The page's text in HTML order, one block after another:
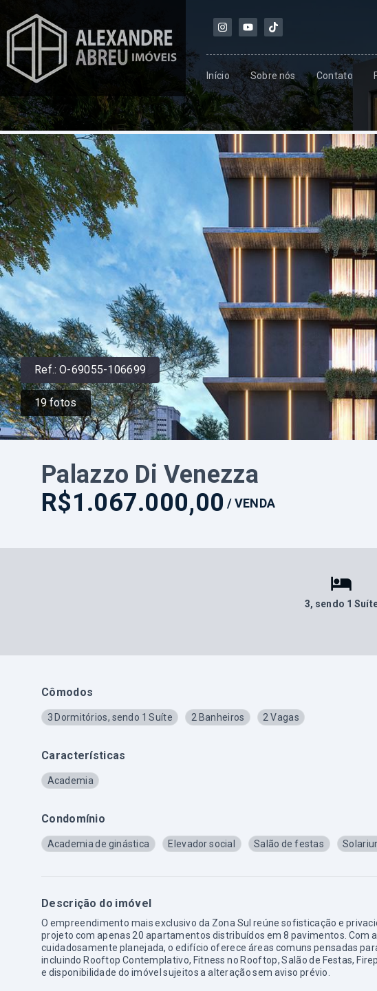
Início Sobre nós Contato
Ref.:O-69055-106699
19fotos
Palazzo Di Venezza
R$1.067.000,00 /VENDA
3, sendo 1
Cômodos
3 Dormitórios, sendo 1 Suíte 2 Banheiros 2 Vagas
Características
Academia
Condomínio
Academia de ginástica Elevador social Salão de festas
Descrição do imóvel
O empreendimento mais exclusivo da Zona Sul reúne sofisticação e
projeto com apenas 20 apartamentos distribuídos em 8 pavimentos.
cuidadosamente planejada, o edifício oferece áreas comuns pensadas
incluindo Rooftop Contemplativo, Fitness no Rooftop, Salão de Festas,
e disponibilidade do imóvel sujeitos a alteração sem aviso prévio.